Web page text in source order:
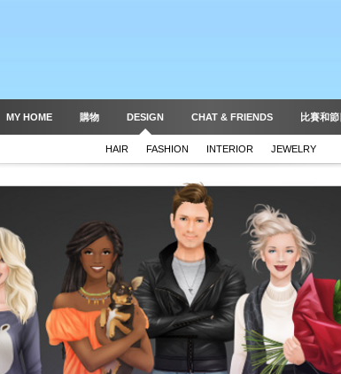
MY HOME 購物 DESIGN CHAT & FRIENDS 比賽和節
HAIR FASHION INTERIOR JEWELRY